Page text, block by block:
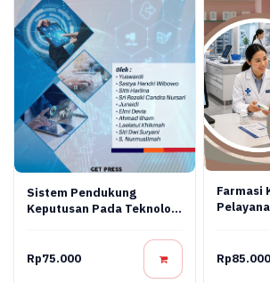
Sistem Pendukung
Keputusan Pada Teknologi
Rp75.000
Farmasi
Rp85.000